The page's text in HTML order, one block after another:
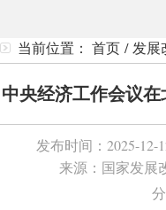
当前位置： 首页 / 发展
中央经济工作会议
发布时间： 2025-12-
来源： 国家发展